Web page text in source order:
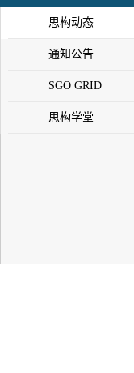
思构动态
通知公告
SGO GRID
思构学堂